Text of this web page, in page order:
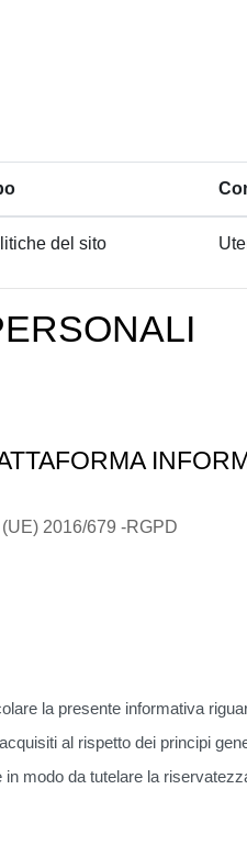
del sito
2016/679 -RGPD
la presente informativa
al rispetto dei principi
modo da tutelare la